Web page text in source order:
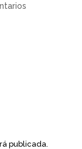
publicada.